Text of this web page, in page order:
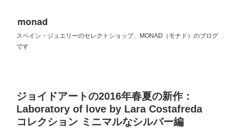
monad
スペイン・ジュエリーのセレクトショップ、MONAD（モナド）のブログ
です
ジョイドアートの2016年春夏の新作：
Laboratory of love by Lara Costafreda
コレクション ミニマルなシルバー編